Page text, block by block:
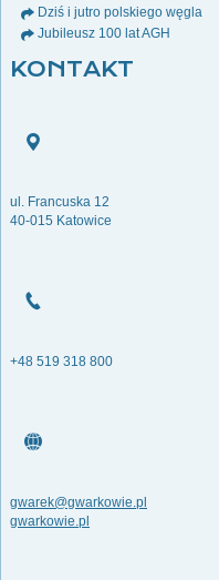
Dziś i jutro polskiego węgla
Jubileusz 100 lat AGH
KONTAKT
ul. Francuska 12
40-015 Katowice
+48 519 318 800
gwarek@gwarkowie.pl
gwarkowie.pl